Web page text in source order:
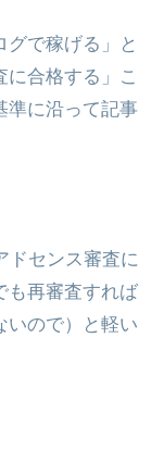
グで稼げる」と
に合格する」こ
準に沿って記事
ドセンス審査に
も再審査すれば
いので）と軽い